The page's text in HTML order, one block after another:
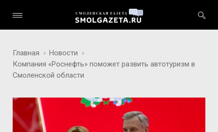
Главная
Новости
Компания «Роснефть» поможет развить автотуризм в
Смоленской области